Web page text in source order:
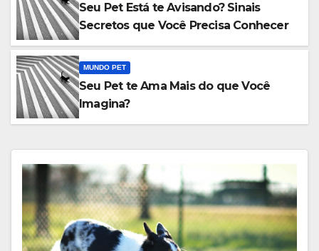
Seu Pet Está te Avisando? Sinais
Secretos que Você Precisa Conhecer
MUNDO PET
Seu Pet te Ama Mais do que Você
Imagina?